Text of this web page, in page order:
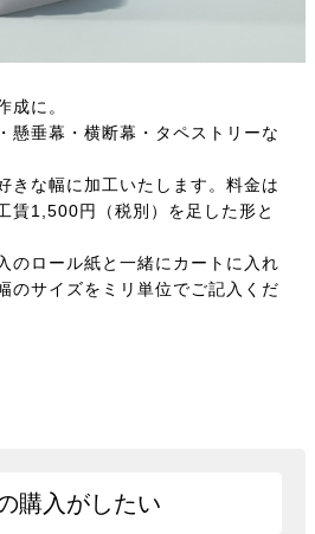
成に。
懸垂幕・横断幕・タペストリーな
きな幅に加工いたします。料金は
賃1,500円（税別）を足した形と
のロール紙と一緒にカートに入れ
のサイズをミリ単位でご記入くだ
購入がしたい